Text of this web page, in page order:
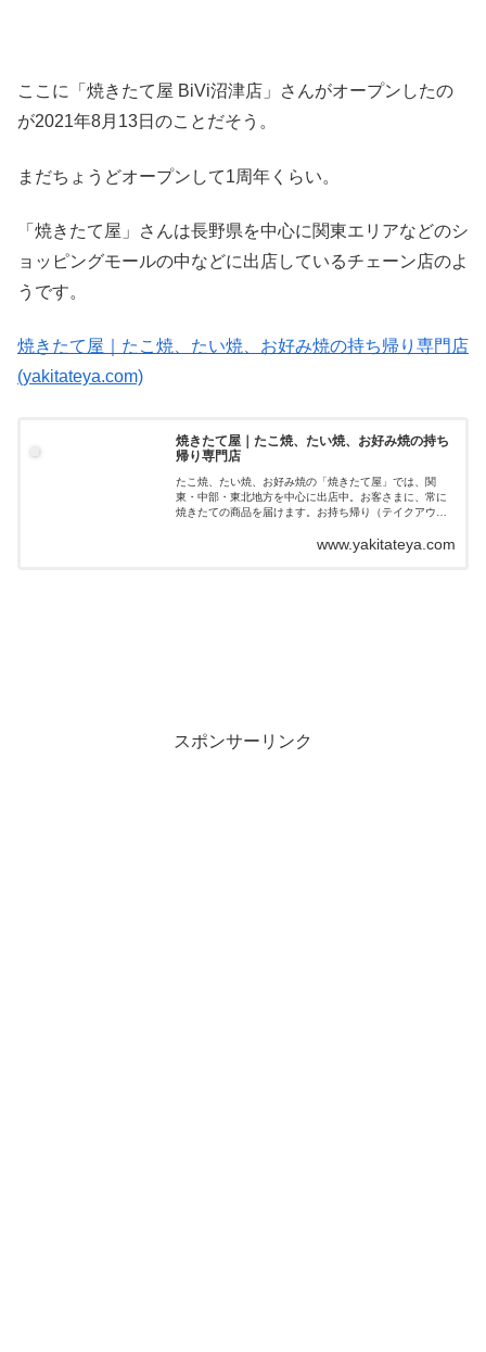
ここに「焼きたて屋 BiVi沼津店」さんがオープンしたの
が2021年8月13日のことだそう。
まだちょうどオープンして1周年くらい。
「焼きたて屋」さんは長野県を中心に関東エリアなどのシ
ョッピングモールの中などに出店しているチェーン店のよ
うです。
焼きたて屋｜たこ焼、たい焼、お好み焼の持ち帰り専門店
(yakitateya.com)
焼きたて屋｜たこ焼、たい焼、お好み焼の持ち
帰り専門店
たこ焼、たい焼、お好み焼の「焼きたて屋」では、関
東・中部・東北地方を中心に出店中。お客さまに、常に
焼きたての商品を届けます。お持ち帰り（テイクアウ
www.yakitateya.com
スポンサーリンク